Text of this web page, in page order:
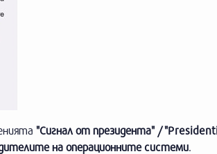
"Сигнал от президента" /
на операционните системи.